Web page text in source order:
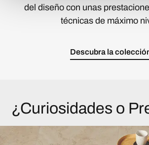
del diseño con unas
técnicas de máximo
Descubra la
¿Curiosidades o